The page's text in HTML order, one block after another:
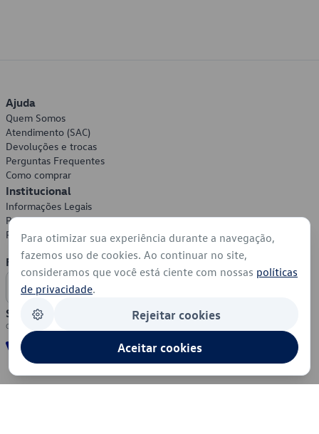
Ajuda
Quem Somos
Atendimento (SAC)
Devoluções e trocas
Perguntas Frequentes
Como comprar
Institucional
Informações Legais
Política de Privacidade
Política de Cookies
Formas de Pagamento
Segurança
Para otimizar sua experiência durante a navegação,
fazemos uso de cookies. Ao continuar no site,
consideramos que você está ciente com nossas políticas
de privacidade.
Rejeitar cookies
Aceitar cookies